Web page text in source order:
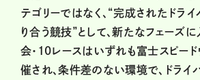
テゴリーではなく、“完成されたドラ
り合う競技”として、新たなフェーズ
会・10レースはいずれも富士スピー
催され、条件差のない環境で、ドライ